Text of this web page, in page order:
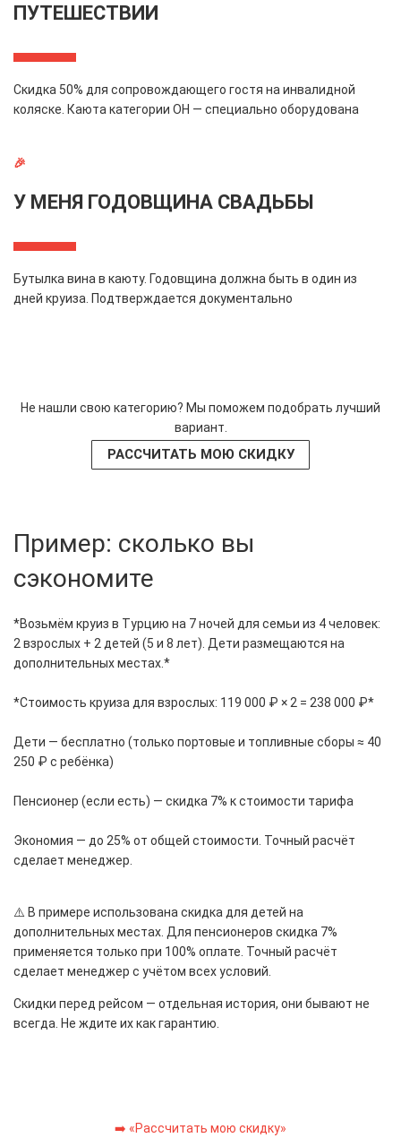
ПУТЕШЕСТВИИ
Скидка 50% для сопровождающего гостя на инвалидной
коляске. Каюта категории OH — специально оборудована
🎉
У МЕНЯ ГОДОВЩИНА СВАДЬБЫ
Бутылка вина в каюту. Годовщина должна быть в один из
дней круиза. Подтверждается документально
Не нашли свою категорию? Мы поможем подобрать лучший
вариант.
РАССЧИТАТЬ МОЮ СКИДКУ
Пример: сколько вы
сэкономите
*Возьмём круиз в Турцию на 7 ночей для семьи из 4 человек:
2 взрослых + 2 детей (5 и 8 лет). Дети размещаются на
дополнительных местах.*
*Стоимость круиза для взрослых: 119 000 ₽ × 2 = 238 000 ₽*
Дети — бесплатно (только портовые и топливные сборы ≈ 40
250 ₽ с ребёнка)
Пенсионер (если есть) — скидка 7% к стоимости тарифа
Экономия — до 25% от общей стоимости. Точный расчёт
сделает менеджер.
⚠️ В примере использована скидка для детей на
дополнительных местах. Для пенсионеров скидка 7%
применяется только при 100% оплате. Точный расчёт
сделает менеджер с учётом всех условий.
Скидки перед рейсом — отдельная история, они бывают не
всегда. Не ждите их как гарантию.
➡️ «Рассчитать мою скидку»